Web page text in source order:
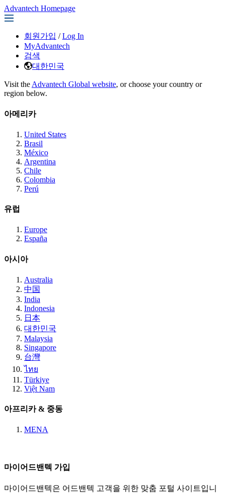
Advantech Homepage
회원가입 / Log In
MyAdvantech
검색
대한민국
Visit the Advantech Global website, or choose your country or
region below.
아메리카
United States
Brasil
México
Argentina
Chile
Colombia
Perú
유럽
Europe
España
아시아
Australia
中国
India
Indonesia
日本
대한민국
Malaysia
Singapore
台灣
ไทย
Türkiye
Việt Nam
아프리카 & 중동
MENA
마이어드밴텍 가입
마이어드밴텍은 어드밴텍 고객을 위한 맞춤 포털 사이트입니